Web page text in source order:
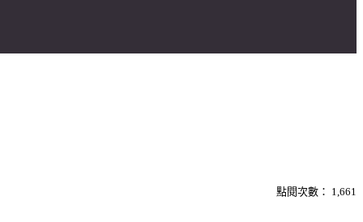
點閱次數： 1,661